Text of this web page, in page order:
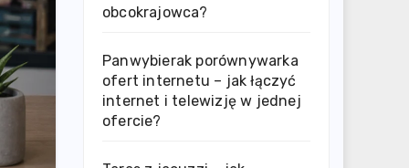
obcokrajowca?
Panwybierak porównywarka
ofert internetu – jak łączyć
internet i telewizję w jednej
ofercie?